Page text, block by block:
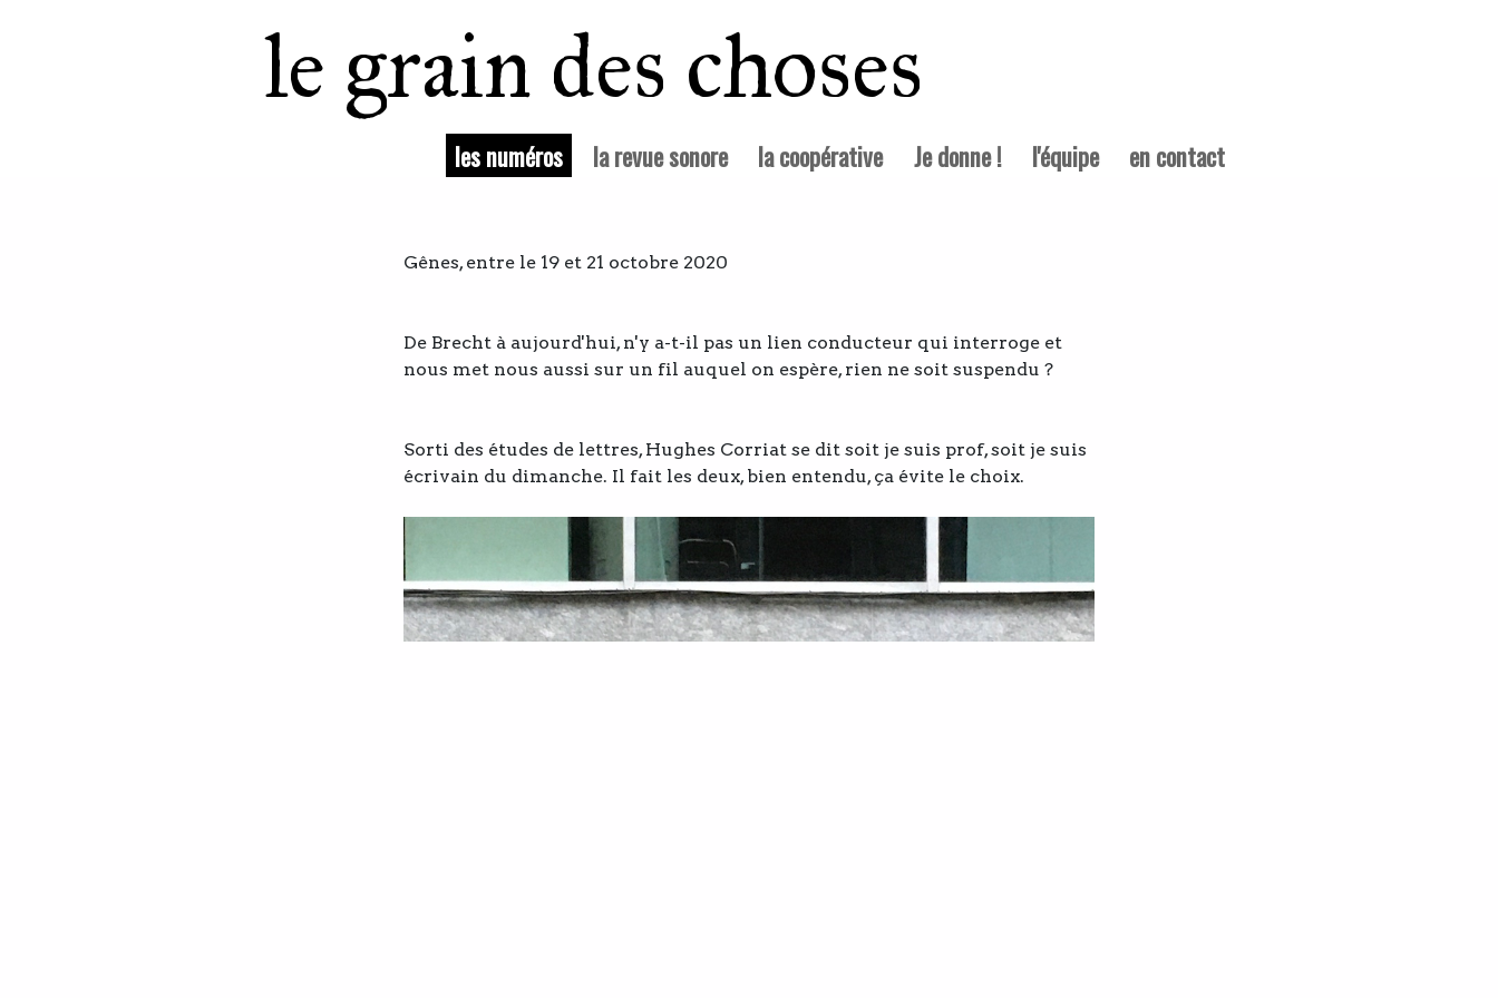
le grain des choses
les numéros(courante)
la revue sonore la coopérative Je donne ! l'équipe en contact
Gênes, entre le 19 et 21 octobre 2020
De Brecht à aujourd'hui, n'y a-t-il pas un lien conducteur qui interroge et
nous met nous aussi sur un fil auquel on espère, rien ne soit suspendu ?
Sorti des études de lettres, Hughes Corriat se dit soit je suis prof, soit je suis
écrivain du dimanche. Il fait les deux, bien entendu, ça évite le choix.